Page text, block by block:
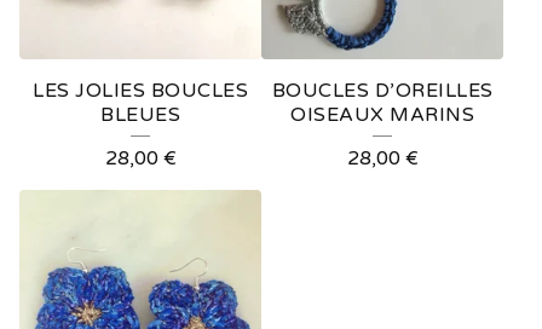
LES JOLIES BOUCLES
BLEUES
28,00 €
BOUCLES D’OREILLES
OISEAUX MARINS
28,00 €